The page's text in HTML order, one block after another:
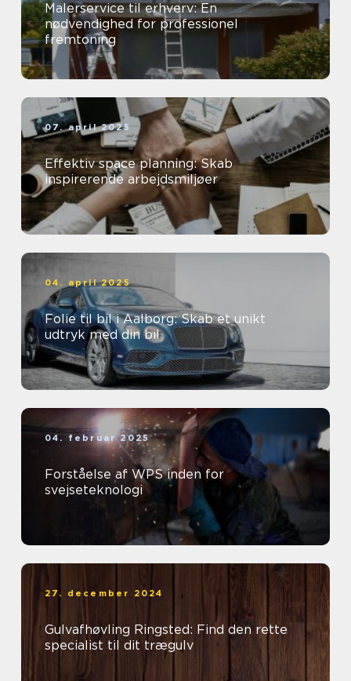
Malerservice til erhverv: En
nødvendighed for professionel
fremtoning
07. april 2025
Effektiv space planning: Skab
inspirerende arbejdsmiljøer
04. april 2025
Folie til bil i Aalborg: Skab et unikt
udtryk med din bil
04. februar 2025
Forståelse af WPS inden for
svejseteknologi
27. december 2024
Gulvafhøvling Ringsted: Find den rette
specialist til dit trægulv